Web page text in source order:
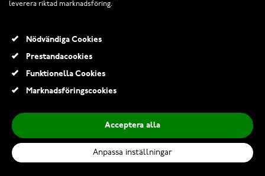
leverera riktad marknadsföring.
Nödvändiga Cookies
Prestandacookies
Funktionella Cookies
Marknadsföringscookies
Acceptera alla
Anpassa inställningar